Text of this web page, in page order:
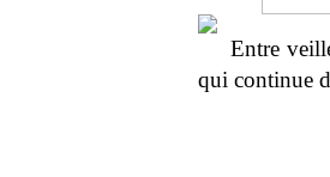
Entre
qui continue